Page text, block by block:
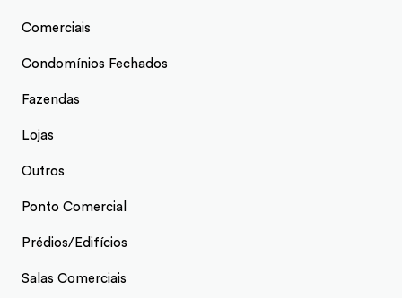
Comerciais
Condomínios Fechados
Fazendas
Lojas
Outros
Ponto Comercial
Prédios/Edifícios
Salas Comerciais